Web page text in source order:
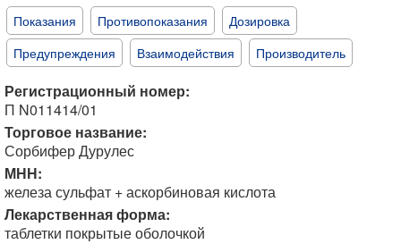
Показания Противопоказания
Дозировка
Предупреждения
Взаимодействия Производитель
Регистрационный номер:
П N011414/01
Торговое название:
Сорбифер Дурулес
МНН:
железа сульфат + аскорбиновая кислота
Лекарственная форма:
таблетки покрытые оболочкой